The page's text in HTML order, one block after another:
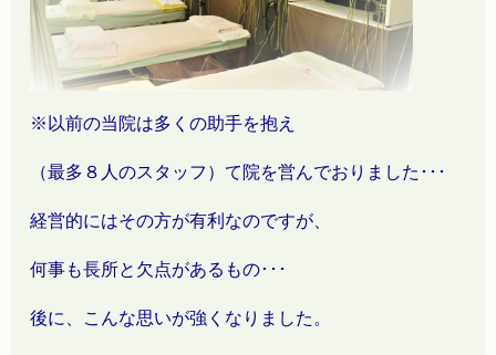
※以前の当院は多くの助手を抱え
（最多８人のスタッフ）て院を営んでおりました ･･･
経営的にはその方が有利なのですが、
何事も長所と欠点があるもの･･･
後に、こんな思いが強くなりました。